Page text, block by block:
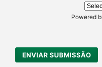
Powered
ENVIAR SUBMISSÃO